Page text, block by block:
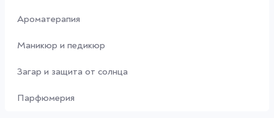
Ароматерапия
Маникюр и педикюр
Загар и защита от солнца
Парфюмерия